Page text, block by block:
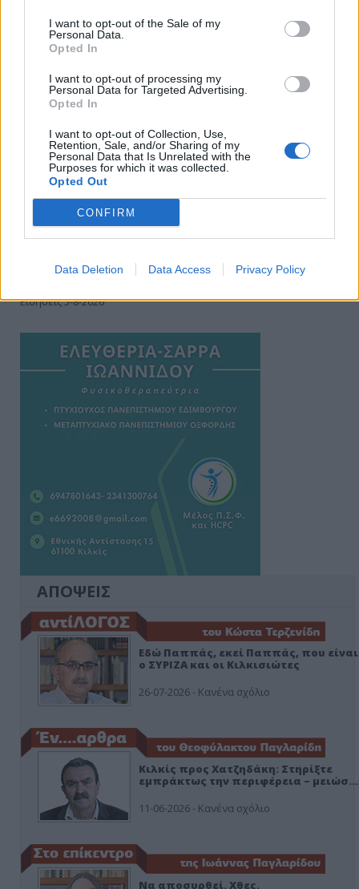
I want to opt-out of the Sale of my
Personal Data.
Opted In
I want to opt-out of processing my
Personal Data for Targeted Advertising.
Opted In
I want to opt-out of Collection, Use,
Retention, Sale, and/or Sharing of my
Personal Data that Is Unrelated with the
Purposes for which it was collected.
Opted Out
CONFIRM
Data Deletion Data Access Privacy Policy
Ειδήσεις 5-8-2026
ΑΠΟΨΕΙΣ
Εδώ Παππάς, εκεί Παππάς, που είναι
ο ΣΥΡΙΖΑ και οι Κιλκισιώτες
26-07-2026 - Κανένα σχόλιο
Κιλκίς προς Χατζηδάκη: Στηρίξτε
εμπράκτως την περιφέρεια – μειώσ…
11-06-2026 - Κανένα σχόλιο
Να αποσυρθεί. Χθες.